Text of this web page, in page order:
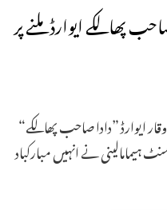
پھالکے ایوارڈ ملنے پر
ایوارڈ ”دادا صاحب پھالکے“
ہیمامالینی نے انہیں مبارکباد